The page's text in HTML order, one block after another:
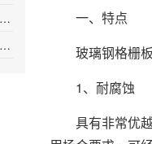
一、特点
玻璃钢格栅板
1、耐腐蚀
具有非常优越